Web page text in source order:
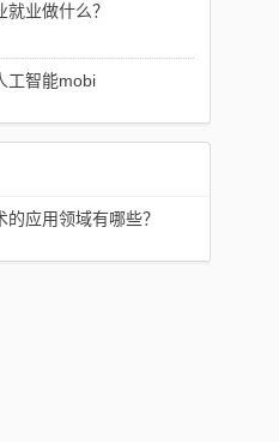
就业做什么？
工智能mobi
的应用领域有哪些？